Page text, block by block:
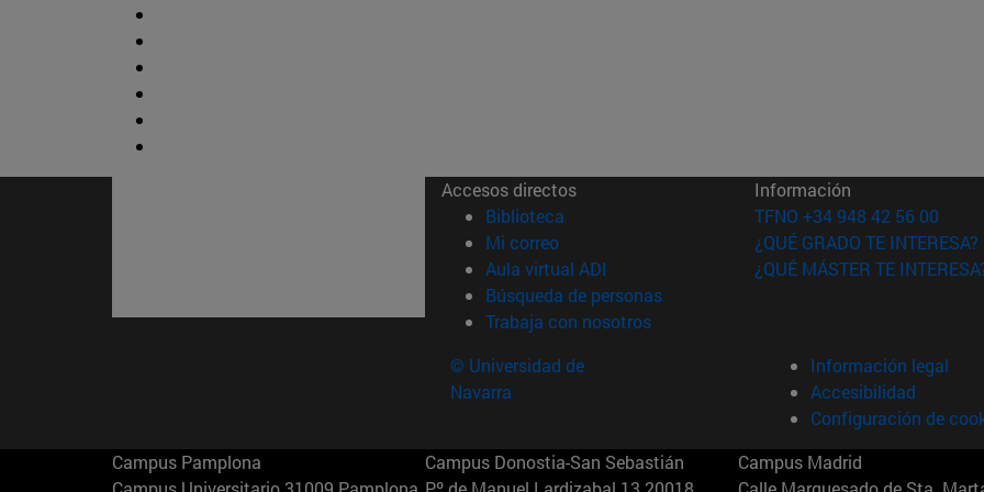
Accesos directos
Biblioteca (abre en nueva ventana)
Mi correo(abre en nueva ventana)
Aula virtual ADI (abre en nueva ventana)
Búsqueda de personas(abre en nueva ventana)
Trabaja con nosotros(abre en nueva ventana)
Información
TFNO +34 948 42 56 00
¿QUÉ GRADO TE INTERESA?
¿QUÉ MÁSTER TE
© Universidad de
Navarra
Información legal
Accesibilidad
Configuración de
Campus Pamplona
Campus Donostia-San Sebastián
Campus Madrid